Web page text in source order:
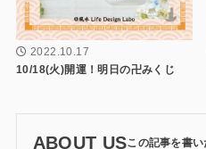
2022.10.17
10/18(火)開運！明日の卍みくじ
ABOUT US